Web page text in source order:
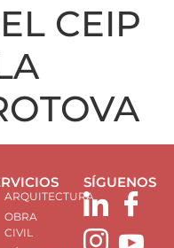
CEIP
ARQUITECTURA
OBRA
CIVIL
SÍGUENOS